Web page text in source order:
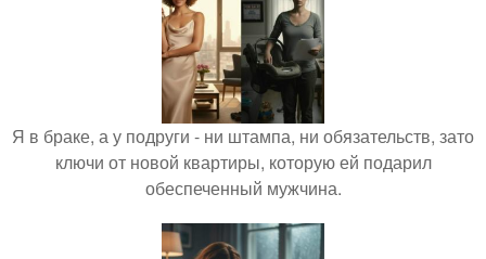
Я в браке, а у подруги - ни штампа, ни обязательств, зато
ключи от новой квартиры, которую ей подарил
обеспеченный мужчина.